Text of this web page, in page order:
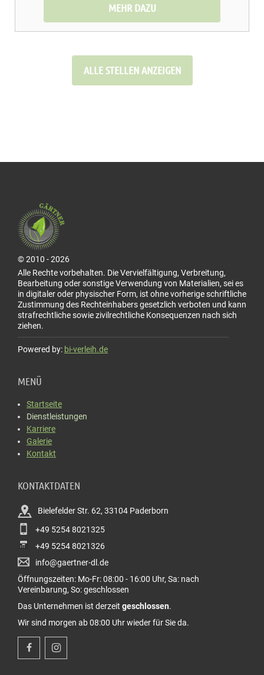
MEHR DAZU
ALLE STELLEN ANZEIGEN
© 2010 - 2026
Alle Rechte vorbehalten. Die Vervielfältigung, Verbreitung,
Bearbeitung oder sonstige Verwendung von Materialien, sei es
in digitaler oder physischer Form, ist ohne vorherige schriftliche
Zustimmung des Rechteinhabers gesetzlich verboten und kann
strafrechtliche sowie zivilrechtliche Konsequenzen nach sich
ziehen.
Powered by: bi-verleih.de
MENÜ
Startseite
Dienstleistungen
Karriere
Galerie
Kontakt
KONTAKTDATEN
Bielefelder Str. 62, 33104 Paderborn
+49 5254 8021325
+49 5254 8021326
info@gaertner-dl.de
Öffnungszeiten: Mo-Fr: 08:00 - 16:00 Uhr, Sa: nach
Vereinbarung, So: geschlossen
Das Unternehmen ist derzeit geschlossen.
Wir sind morgen ab 08:00 Uhr wieder für Sie da.